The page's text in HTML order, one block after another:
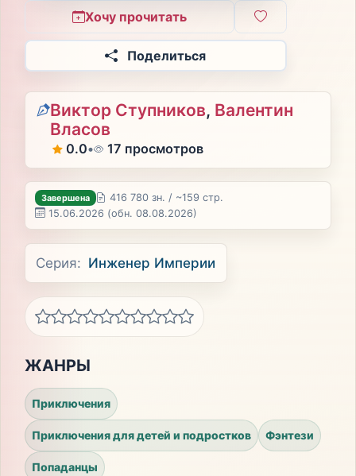
Хочу прочитать
Поделиться
Виктор Ступников, Валентин
Власов
0.0• 17 просмотров
Завершена
416 780 зн. / ~159 стр.
15.06.2026 (обн. 08.08.2026)
Серия: Инженер Империи
ЖАНРЫ
Приключения
Приключения для детей и подростков Фэнтези
Попаданцы